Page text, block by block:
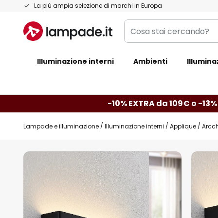
La più ampia selezione di marchi in Europa
Salta
contenuto
Cosa
stai
Illuminazione interni Ambienti
-10% EXTRA da 109€ o -
Lampade e illuminazione Illuminazione interni Applique
Vai
galleria